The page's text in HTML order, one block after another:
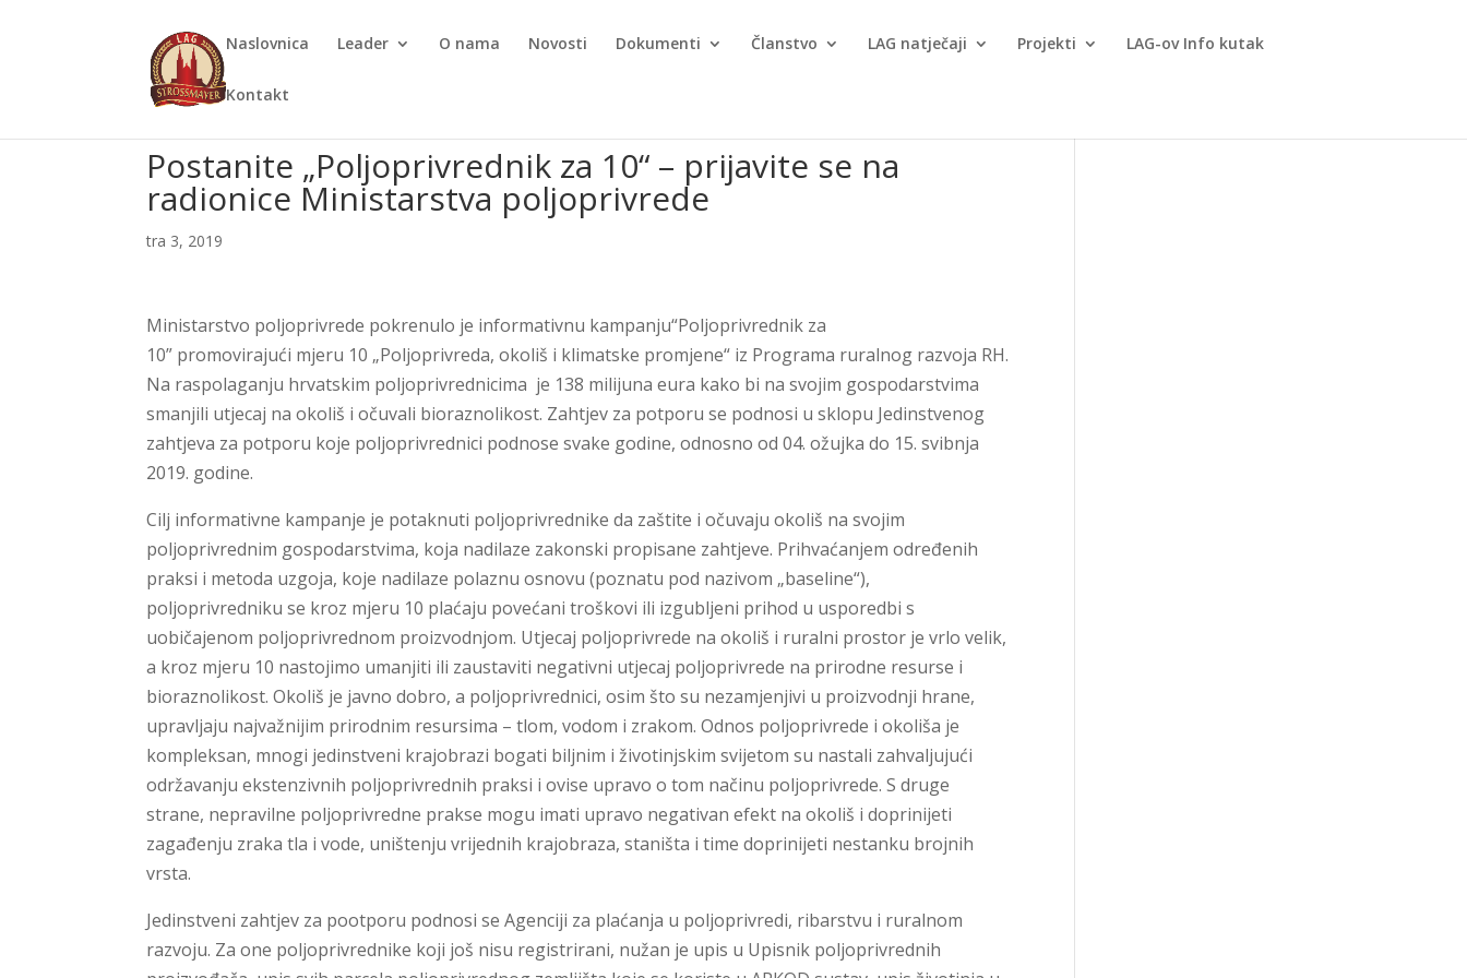
Naslovnica Leader O nama Novosti Dokumenti Članstvo LAG natječaji Projekti LAG-ov Info kutak
Kontakt
Postanite „Poljoprivrednik za 10“ – prijavite se na
radionice Ministarstva poljoprivrede
tra 3, 2019
Ministarstvo poljoprivrede pokrenulo je informativnu kampanju“Poljoprivrednik za
10” promovirajući mjeru 10 „Poljoprivreda, okoliš i klimatske promjene“ iz Programa ruralnog razvoja RH.
Na raspolaganju hrvatskim poljoprivrednicima je 138 milijuna eura kako bi na svojim gospodarstvima
smanjili utjecaj na okoliš i očuvali bioraznolikost. Zahtjev za potporu se podnosi u sklopu Jedinstvenog
zahtjeva za potporu koje poljoprivrednici podnose svake godine, odnosno od 04. ožujka do 15. svibnja
2019. godine.
Cilj informativne kampanje je potaknuti poljoprivrednike da zaštite i očuvaju okoliš na svojim
poljoprivrednim gospodarstvima, koja nadilaze zakonski propisane zahtjeve. Prihvaćanjem određenih
praksi i metoda uzgoja, koje nadilaze polaznu osnovu (poznatu pod nazivom „baseline“),
poljoprivredniku se kroz mjeru 10 plaćaju povećani troškovi ili izgubljeni prihod u usporedbi s
uobičajenom poljoprivrednom proizvodnjom. Utjecaj poljoprivrede na okoliš i ruralni prostor je vrlo velik,
a kroz mjeru 10 nastojimo umanjiti ili zaustaviti negativni utjecaj poljoprivrede na prirodne resurse i
bioraznolikost. Okoliš je javno dobro, a poljoprivrednici, osim što su nezamjenjivi u proizvodnji hrane,
upravljaju najvažnijim prirodnim resursima – tlom, vodom i zrakom. Odnos poljoprivrede i okoliša je
kompleksan, mnogi jedinstveni krajobrazi bogati biljnim i životinjskim svijetom su nastali zahvaljujući
održavanju ekstenzivnih poljoprivrednih praksi i ovise upravo o tom načinu poljoprivrede. S druge
strane, nepravilne poljoprivredne prakse mogu imati upravo negativan efekt na okoliš i doprinijeti
zagađenju zraka tla i vode, uništenju vrijednih krajobraza, staništa i time doprinijeti nestanku brojnih
vrsta.
Jedinstveni zahtjev za pootporu podnosi se Agenciji za plaćanja u poljoprivredi, ribarstvu i ruralnom
razvoju. Za one poljoprivrednike koji još nisu registrirani, nužan je upis u Upisnik poljoprivrednih